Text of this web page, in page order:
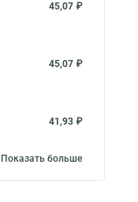
45,07 ₽
45,07 ₽
41,93 ₽
Показать больше